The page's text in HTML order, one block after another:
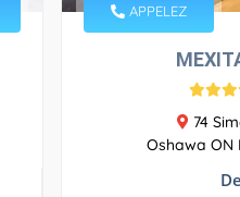
APPELEZ
74
Oshawa ON